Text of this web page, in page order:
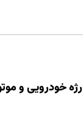
رژه خودرویی و